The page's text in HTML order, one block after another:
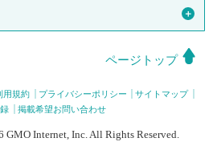
＋
ページトップ
用規約 プライバシーポリシー
サイトマップ
掲載希望お問い合わせ
Internet, Inc. All Rights Reserved.